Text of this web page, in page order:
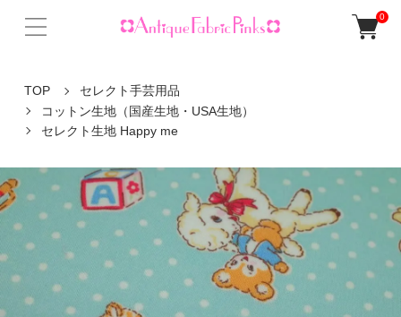
0
TOP
セレクト手芸用品
コットン生地（国産生地・USA生地）
セレクト生地 Happy me